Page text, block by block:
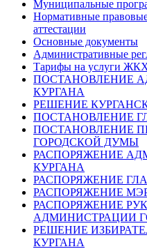
Муниципальные
Нормативные
аттестации
Основные документы
Административные
Тарифы на услуги
ПОСТАНОВЛЕНИЕ
КУРГАНА
РЕШЕНИЕ
ПОСТАНОВЛЕНИЕ
ПОСТАНОВЛЕНИЕ
ГОРОДСКОЙ ДУМЫ
РАСПОРЯЖЕНИЕ
КУРГАНА
РАСПОРЯЖЕНИЕ
РАСПОРЯЖЕНИЕ
РАСПОРЯЖЕНИЕ
АДМИНИСТРАЦИИ
РЕШЕНИЕ
КУРГАНА